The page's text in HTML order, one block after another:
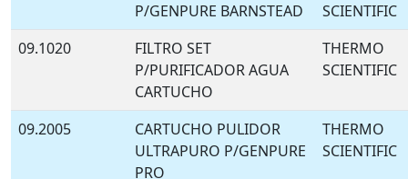
P/GENPURE BARNSTEAD
SCIENTIFIC
09.1020
FILTRO SET
P/PURIFICADOR AGUA
CARTUCHO
THERMO
SCIENTIFIC
09.2005
CARTUCHO PULIDOR
ULTRAPURO P/GENPURE
PRO
THERMO
SCIENTIFIC